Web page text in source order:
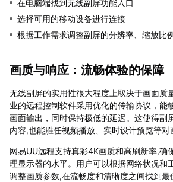
在电脑端找到无线副屏功能入口
选择可用的移动设备进行连接
根据工作需求调整副屏的分辨率、缩放比
画质与响应：流畅体验的保障
无线副屏的实用性很大程度上取决于画面质
业的远程控制软件采用优化的传输协议，能
画面输出，同时保持极低的延迟。这使得副
内容,也能胜任视频播放、实时设计预览等对
网易UU远程支持真彩4K画质和高刷新率,确
理显示器的水平。用户可以根据网络状况和
调整画质参数,在流畅度和清晰度之间找到最